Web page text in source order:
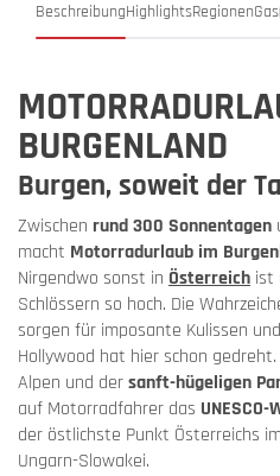
BeschreibungHighlightsRegionen
BURGENLAND
Burgen, soweit der
Zwischen rund 300 Sonnentagen
macht Motorradurlaub im
Nirgendwo sonst in Österreich ist
Schlössern so hoch. Die
sorgen für imposante Kulissen
Hollywood hat hier schon
Alpen und dersanft-hügeligen
auf Motorradfahrer das
der östlichste Punkt Österreichs
Ungarn-Slowakei.